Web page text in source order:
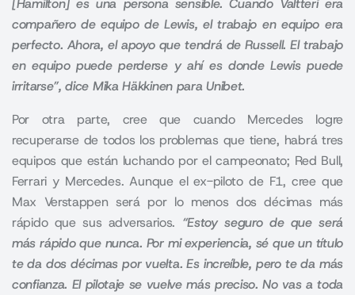
[Hamilton] es una persona sensible. Cuando Valtteri era
compañero de equipo de Lewis, el trabajo en equipo era
perfecto. Ahora, el apoyo que tendrá de Russell. El trabajo
en equipo puede perderse y ahí es donde Lewis puede
irritarse”, dice Mika Häkkinen para Unibet.
Por otra parte, cree que cuando Mercedes logre
recuperarse de todos los problemas que tiene, habrá tres
equipos que están luchando por el campeonato; Red Bull,
Ferrari y Mercedes. Aunque el ex-piloto de F1, cree que
Max Verstappen será por lo menos dos décimas más
rápido que sus adversarios. “Estoy seguro de que será
más rápido que nunca. Por mi experiencia, sé que un título
te da dos décimas por vuelta. Es increíble, pero te da más
confianza. El pilotaje se vuelve más preciso. No vas a toda